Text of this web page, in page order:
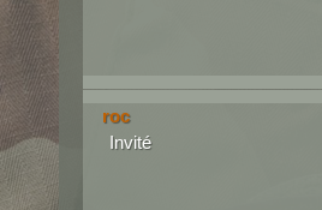
roc
Invité